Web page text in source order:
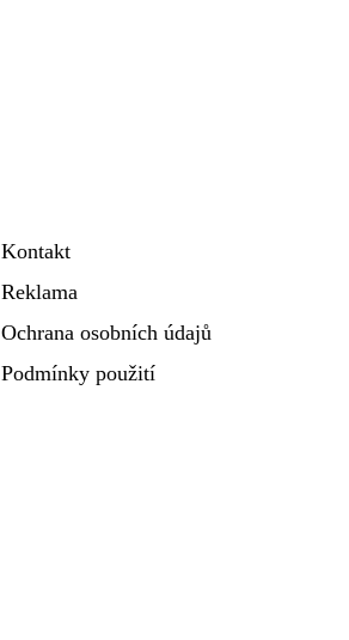
Kontakt
Reklama
Ochrana osobních údajů
Podmínky použití